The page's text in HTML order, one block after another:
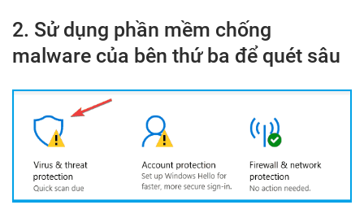
2. Sử dụng phần mềm chống
malware của bên thứ ba để quét sâu